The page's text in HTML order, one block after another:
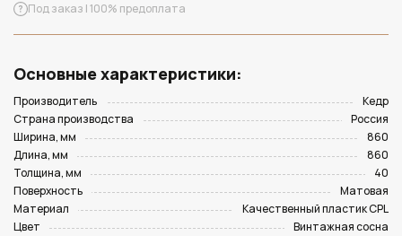
Под заказ | 100% предоплата
Основные характеристики:
Производитель
Кедр
Страна производства
Россия
Ширина, мм
860
Длина, мм
860
Толщина, мм
40
Поверхность
Матовая
Материал
Качественный пластик CPL
Цвет
Винтажная сосна